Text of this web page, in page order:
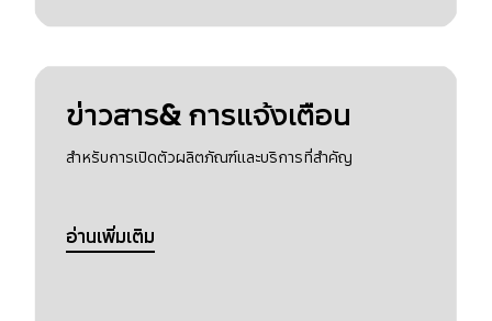
ข่าวสาร& การแจ้งเตือน
สำหรับการเปิดตัวผลิตภัณฑ์และบริการที่สำคัญ
อ่านเพิ่มเติม